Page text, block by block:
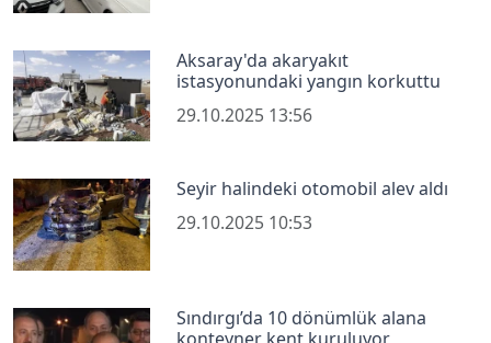
Aksaray'da akaryakıt
istasyonundaki yangın korkuttu
29.10.2025 13:56
Seyir halindeki otomobil alev aldı
29.10.2025 10:53
Sındırgı’da 10 dönümlük alana